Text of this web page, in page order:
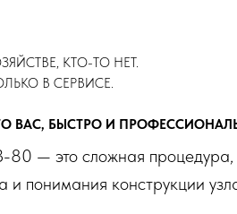
КТО-ТО НЕТ.
В СЕРВИСЕ.
ВАС, БЫСТРО И
80 — это сложная
и понимания конструкции